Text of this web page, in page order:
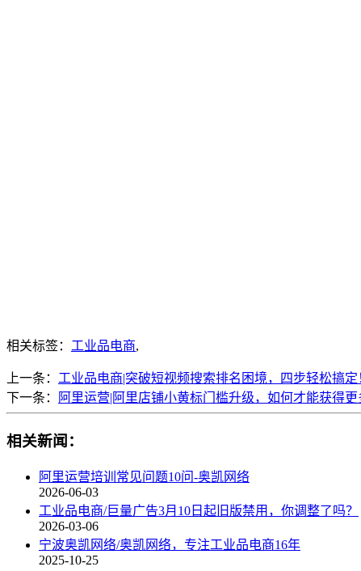
相关标签： 工业品电商,
上一条： 工业品电商|突破短视频搜索排名困境，四步轻松搞定
下一条：
阿里运营|阿里店铺小黄标门槛升级，如何才能获得更
相关新闻：
阿里运营培训常见问题10问-奥凯网络
2026-06-03
工业品电商/巨量广告3月10日起旧版禁用，你调整了吗？
2026-03-06
宁波奥凯网络/奥凯网络，专注工业品电商16年
2025-10-25